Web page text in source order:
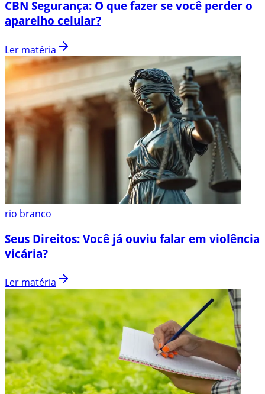
CBN Segurança: O que fazer se você perder o
aparelho celular?
Ler matéria
rio branco
Seus Direitos: Você já ouviu falar em violência
vicária?
Ler matéria